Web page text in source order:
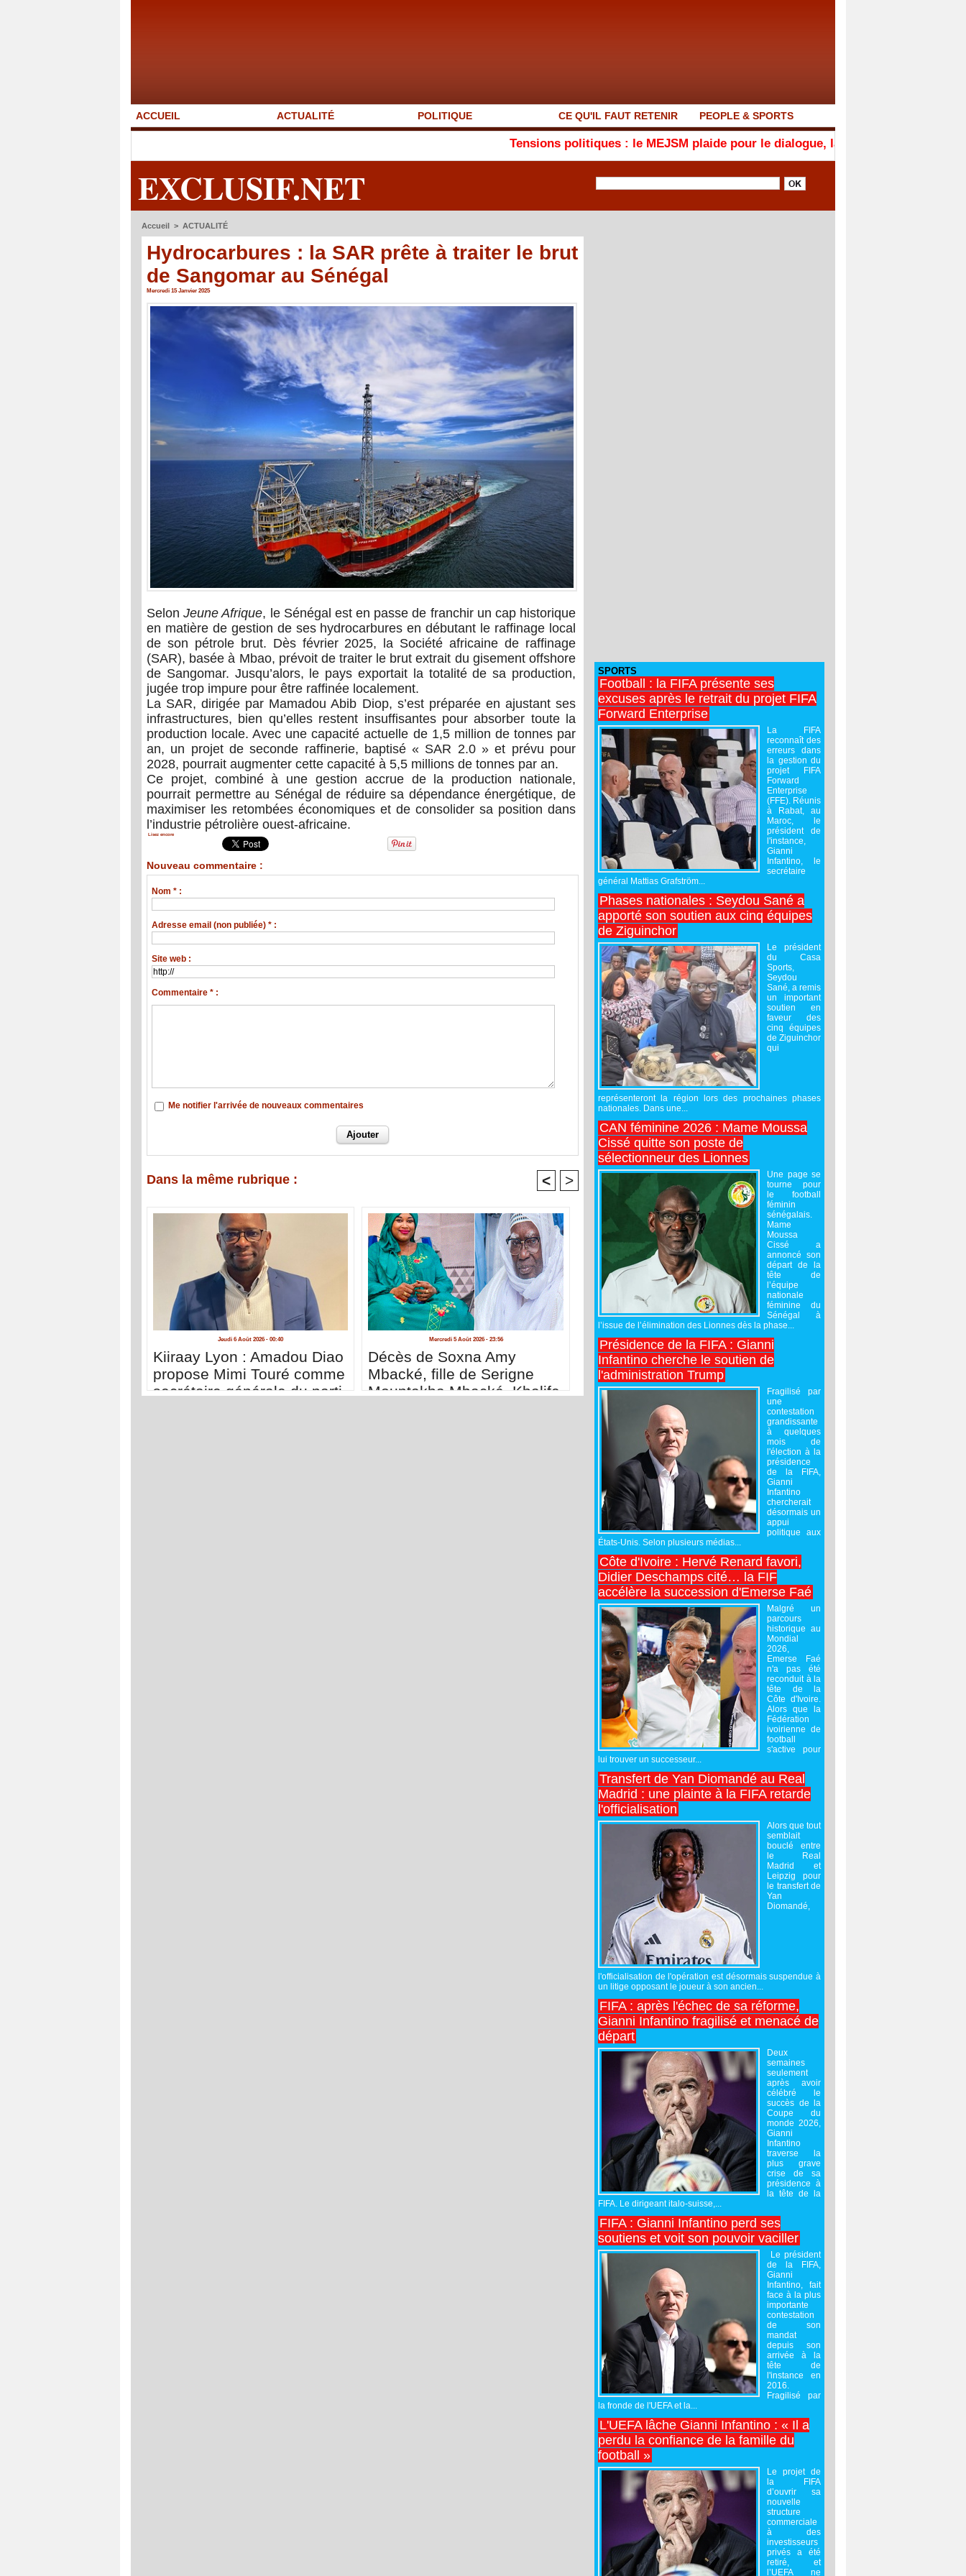
ACCUEIL ACTUALITÉ POLITIQUE CE QU'IL FAUT RETENIR PEOPLE & SPORTS
Tensions politiques : le MEJSM plaide pour le dialogue, la responsabilité et la cohésion
EXCLUSIF.NET
Accueil > ACTUALITÉ
Hydrocarbures : la SAR prête à traiter le brut
de Sangomar au Sénégal
Mercredi 15 Janvier 2025
SelonJeune Afrique, le Sénégal est en passe de franchir un cap historique
en matière de gestion de ses hydrocarbures en débutant le raffinage local
de son pétrole brut. Dès février 2025, la Société africaine de raffinage
(SAR), basée à Mbao, prévoit de traiter le brut extrait du gisement offshore
de Sangomar. Jusqu’alors, le pays exportait la totalité de sa production,
jugée trop impure pour être raffinée localement.
La SAR, dirigée par Mamadou Abib Diop, s’est préparée en ajustant ses
infrastructures, bien qu’elles restent insuffisantes pour absorber toute la
production locale. Avec une capacité actuelle de 1,5 million de tonnes par
an, un projet de seconde raffinerie, baptisé « SAR 2.0 » et prévu pour
2028, pourrait augmenter cette capacité à 5,5 millions de tonnes par an.
Ce projet, combiné à une gestion accrue de la production nationale,
pourrait permettre au Sénégal de réduire sa dépendance énergétique, de
maximiser les retombées économiques et de consolider sa position dans
l’industrie pétrolière ouest-africaine.
Lisez encore
Nouveau commentaire :
Nom * :
Adresse email (non publiée) * :
Site web :
Commentaire * :
Me notifier l'arrivée de nouveaux commentaires
Dans la même rubrique : < >
Jeudi 6 Août 2026 - 00:40
Kiiraay Lyon : Amadou Diao
propose Mimi Touré comme
secrétaire générale du parti
Mercredi 5 Août 2026 - 23:56
Décès de Soxna Amy
Mbacké, fille de Serigne
Mountakha Mbacké, Khalife
SPORTS
Football : la FIFA présente ses
excuses après le retrait du projet FIFA
Forward Enterprise
La FIFA
reconnaît des
erreurs dans
la gestion du
projet FIFA
Forward
Enterprise
(FFE). Réunis
à Rabat, au
Maroc, le
président de
l'instance,
Gianni
Infantino, le
secrétaire
général Mattias Grafström...
Phases nationales : Seydou Sané a
apporté son soutien aux cinq équipes
de Ziguinchor
Le président
du Casa
Sports,
Seydou
Sané, a remis
un important
soutien en
faveur des
cinq équipes
de Ziguinchor
qui
représenteront la région lors des prochaines phases
nationales. Dans une...
CAN féminine 2026 : Mame Moussa
Cissé quitte son poste de
sélectionneur des Lionnes
Une page se
tourne pour
le football
féminin
sénégalais.
Mame
Moussa
Cissé a
annoncé son
départ de la
tête de
l’équipe
nationale
féminine du
Sénégal à
l’issue de l’élimination des Lionnes dès la phase...
Présidence de la FIFA : Gianni
Infantino cherche le soutien de
l'administration Trump
Fragilisé par
une
contestation
grandissante
à quelques
mois de
l'élection à la
présidence
de la FIFA,
Gianni
Infantino
chercherait
désormais un
appui
politique aux
États-Unis. Selon plusieurs médias...
Côte d'Ivoire : Hervé Renard favori,
Didier Deschamps cité… la FIF
accélère la succession d'Emerse Faé
Malgré un
parcours
historique au
Mondial
2026,
Emerse Faé
n'a pas été
reconduit à la
tête de la
Côte d'Ivoire.
Alors que la
Fédération
ivoirienne de
football
s'active pour
lui trouver un successeur...
Transfert de Yan Diomandé au Real
Madrid : une plainte à la FIFA retarde
l'officialisation
Alors que tout
semblait
bouclé entre
le Real
Madrid et
Leipzig pour
le transfert de
Yan
Diomandé,
l'officialisation de l'opération est désormais suspendue à
un litige opposant le joueur à son ancien...
FIFA : après l'échec de sa réforme,
Gianni Infantino fragilisé et menacé de
départ
Deux
semaines
seulement
après avoir
célébré le
succès de la
Coupe du
monde 2026,
Gianni
Infantino
traverse la
plus grave
crise de sa
présidence à
la tête de la
FIFA. Le dirigeant italo-suisse,...
FIFA : Gianni Infantino perd ses
soutiens et voit son pouvoir vaciller
Le président
de la FIFA,
Gianni
Infantino, fait
face à la plus
importante
contestation
de son
mandat
depuis son
arrivée à la
tête de
l'instance en
2016.
Fragilisé par
la fronde de l'UEFA et la...
L'UEFA lâche Gianni Infantino : « Il a
perdu la confiance de la famille du
football »
Le projet de
la FIFA
d’ouvrir sa
nouvelle
structure
commerciale
à des
investisseurs
privés a été
retiré, et
l’UEFA ne